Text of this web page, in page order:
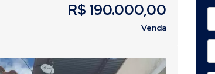
R$ 190.000,00
Venda
Next